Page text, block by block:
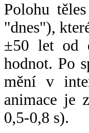
Polohu
"dnes"),
±50 let od
hodnot. Po
mění v
animace je
0,5-0,8 s).